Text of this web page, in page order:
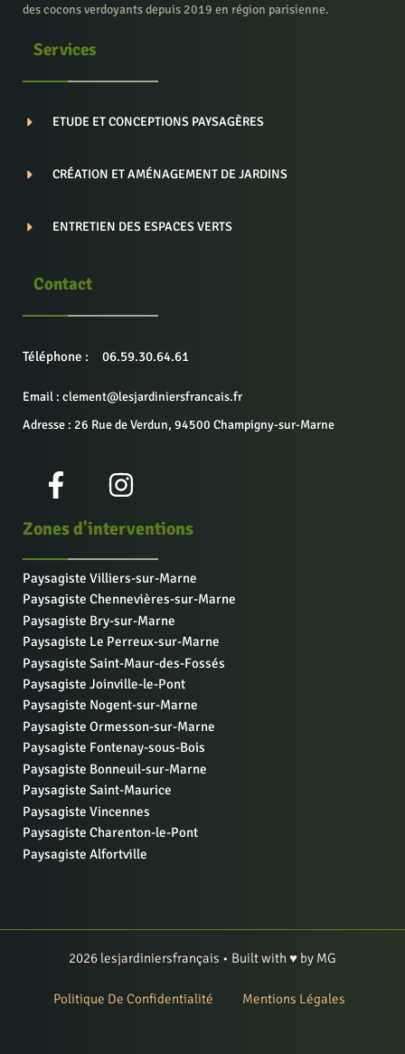
des cocons verdoyants depuis 2019 en région parisienne.
Services
ETUDE ET CONCEPTIONS PAYSAGÈRES
CRÉATION ET AMÉNAGEMENT DE JARDINS
ENTRETIEN DES ESPACES VERTS
Contact
Téléphone : 06.59.30.64.61
Email : clement@lesjardiniersfrancais.fr
Adresse : 26 Rue de Verdun, 94500 Champigny-sur-Marne
Zones d'interventions
Paysagiste Villiers-sur-Marne
Paysagiste Chennevières-sur-Marne
Paysagiste Bry-sur-Marne
Paysagiste Le Perreux-sur-Marne
Paysagiste Saint-Maur-des-Fossés
Paysagiste Joinville-le-Pont
Paysagiste Nogent-sur-Marne
Paysagiste Ormesson-sur-Marne
Paysagiste Fontenay-sous-Bois
Paysagiste Bonneuil-sur-Marne
Paysagiste Saint-Maurice
Paysagiste Vincennes
Paysagiste Charenton-le-Pont
Paysagiste Alfortville
2026 lesjardiniersfrançais • Built with ♥ by MG
Politique De Confidentialité Mentions Légales